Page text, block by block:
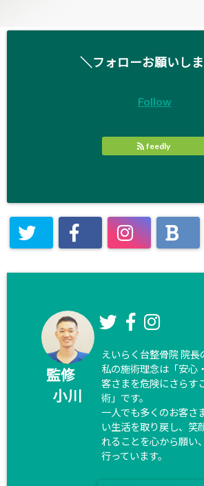
＼フォローお願いし
Follow
feedly
監修
小川
えいらく台整骨院 院長
私の施術理念は「安心
客さまを危険にさらす
術」です。
一人でも多くのお客さ
い生活を取り戻し、笑
れることを心から願い
行っています。